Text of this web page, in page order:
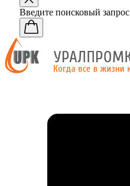
Введите поисковый запрос